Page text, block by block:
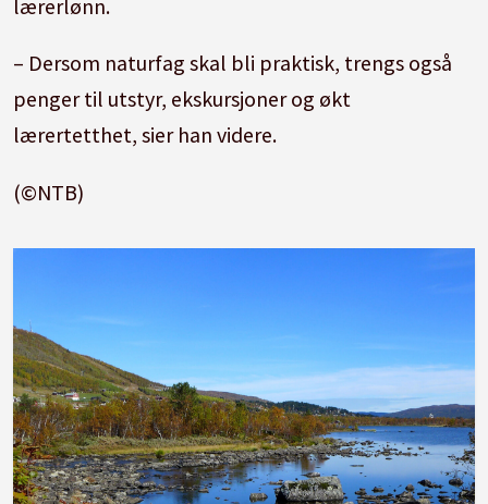
lærerlønn.
– Dersom naturfag skal bli praktisk, trengs også
penger til utstyr, ekskursjoner og økt
lærertetthet, sier han videre.
(©NTB)